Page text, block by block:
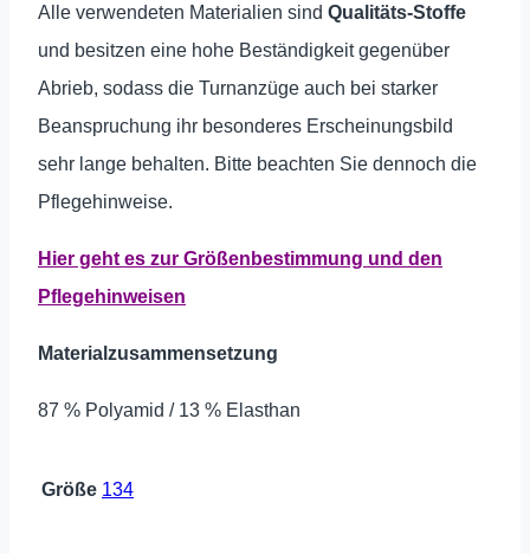
Alle verwendeten Materialien sind Qualitäts-Stoffe
und besitzen eine hohe Beständigkeit gegenüber
Abrieb, sodass die Turnanzüge auch bei starker
Beanspruchung ihr besonderes Erscheinungsbild
sehr lange behalten. Bitte beachten Sie dennoch die
Pflegehinweise.
Hier geht es zur Größenbestimmung und den
Pflegehinweisen
Materialzusammensetzung
87 % Polyamid / 13 % Elasthan
Größe 134